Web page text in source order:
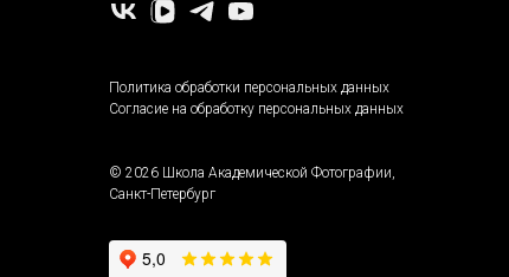
Политика обработки персональных данных
Согласие на обработку персональных данных
© 2026 Школа Академической Фотографии,
Санкт-Петербург